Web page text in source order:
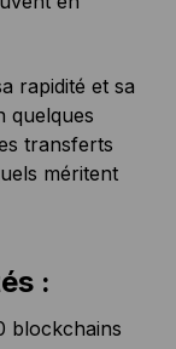
rapidité et sa
quelques
transferts
méritent
:
blockchains